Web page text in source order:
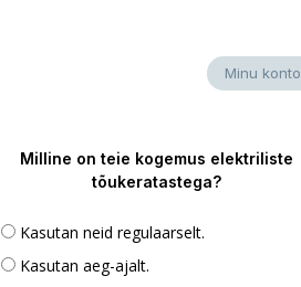
Minu konto
Milline on teie kogemus elektriliste
tõukeratastega?
Kasutan neid regulaarselt.
Kasutan aeg-ajalt.